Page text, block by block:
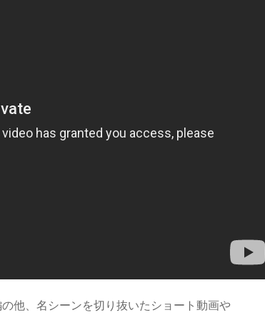
他、名シーンを切り抜いたショート動画や